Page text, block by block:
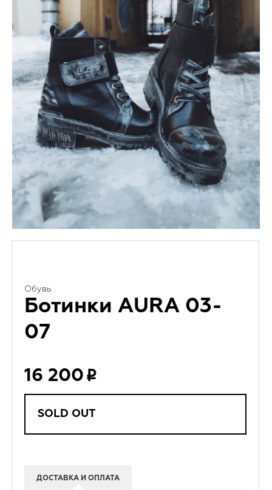
Обувь
Ботинки AURA 03-
07
16 200
SOLD OUT
ДОСТАВКА И ОПЛАТА